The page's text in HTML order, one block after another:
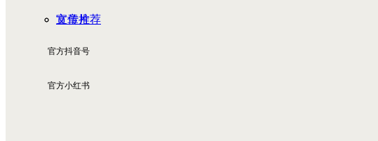
宣传片
文章推荐
官方抖音号
官方小红书